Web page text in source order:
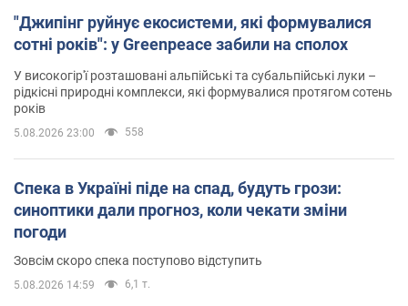
"Джипінг руйнує екосистеми, які формувалися
сотні років": у Greenpeace забили на сполох
У високогір'ї розташовані альпійські та субальпійські луки –
рідкісні природні комплекси, які формувалися протягом сотень
років
5.08.2026 23:00 558
Спека в Україні піде на спад, будуть грози:
синоптики дали прогноз, коли чекати зміни
погоди
Зовсім скоро спека поступово відступить
5.08.2026 14:59 6,1 т.